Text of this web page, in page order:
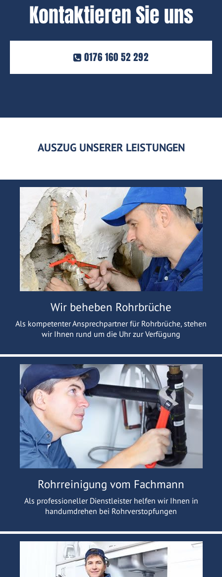
Kontaktieren Sie uns
0176 160 52 292
AUSZUG UNSERER LEISTUNGEN
Wir beheben Rohrbrüche
Als kompetenter Ansprechpartner für Rohrbrüche, stehen
wir Ihnen rund um die Uhr zur Verfügung
Rohrreinigung vom Fachmann
Als professioneller Dienstleister helfen wir Ihnen in
handumdrehen bei Rohrverstopfungen